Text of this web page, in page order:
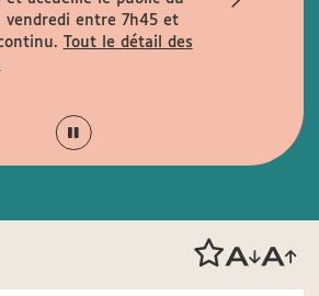
vendredi entre 7h45 et
Tout le détail des